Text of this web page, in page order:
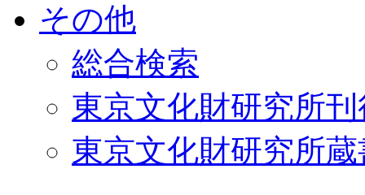
その他
総合検索
東京文化財研究所
東京文化財研究所